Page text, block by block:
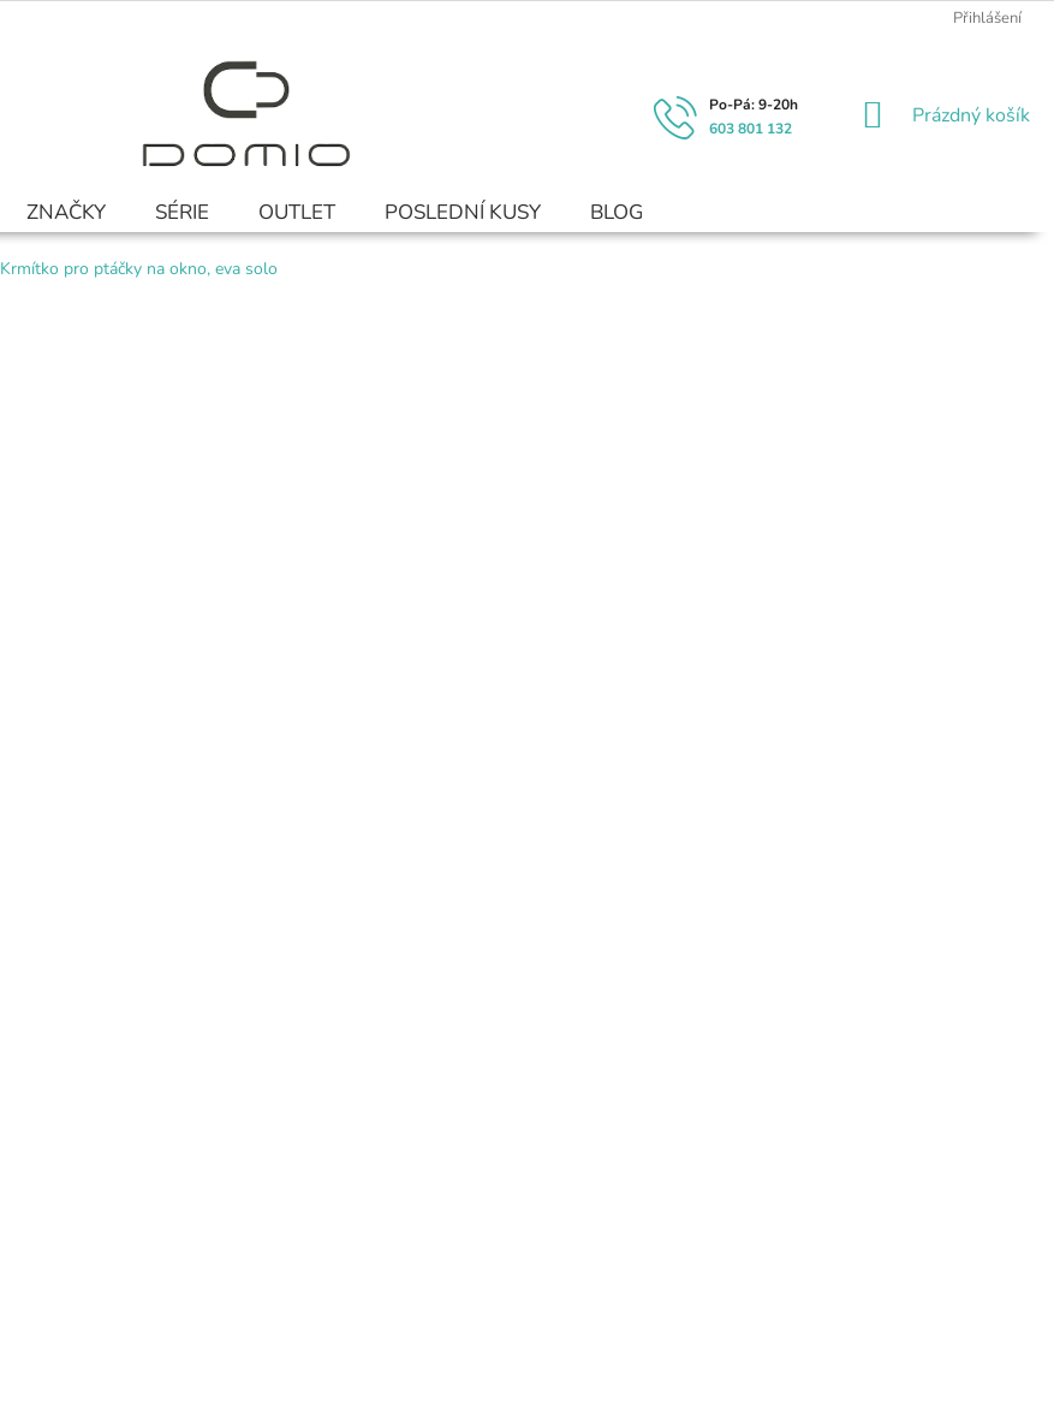
Přihlášení
603 801 132
NÁKUPNÍ
Prázdný košík
ZNAČKY SÉRIE OUTLET POSLEDNÍ KUSY BLOG
Krmítko pro ptáčky na okno, eva solo